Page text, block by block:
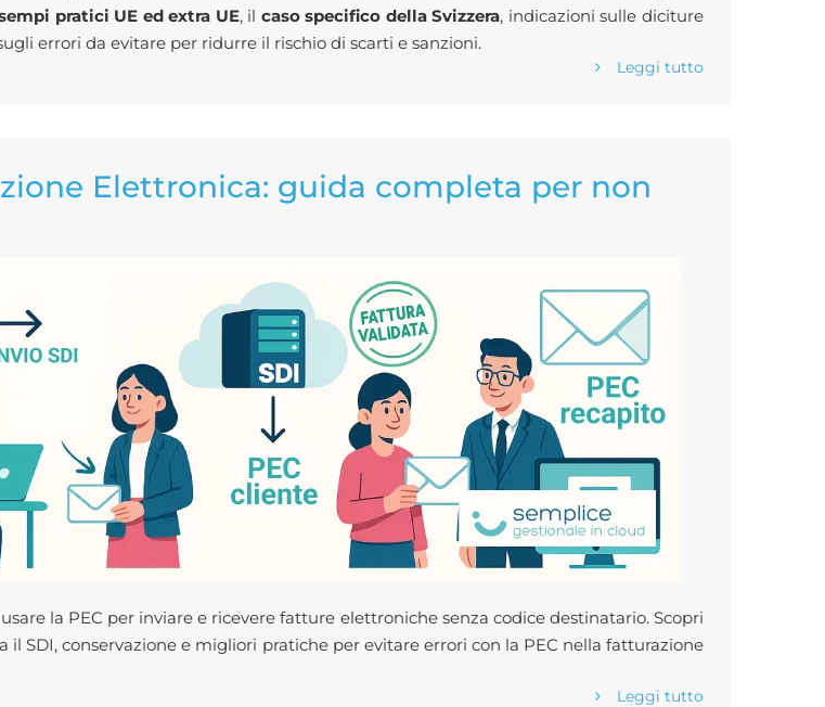
pratici UE ed extra UE, il caso specifico della Svizzera, indicazioni sulle diciture
errori da evitare per ridurre il rischio di scarti e sanzioni.
Leggi tutto
Elettronica: guida completa per non
la PEC per inviare e ricevere fatture elettroniche senza codice destinatario. Scopri
il SDI, conservazione e migliori pratiche per evitare errori con la PEC nella fatturazione
Leggi tutto